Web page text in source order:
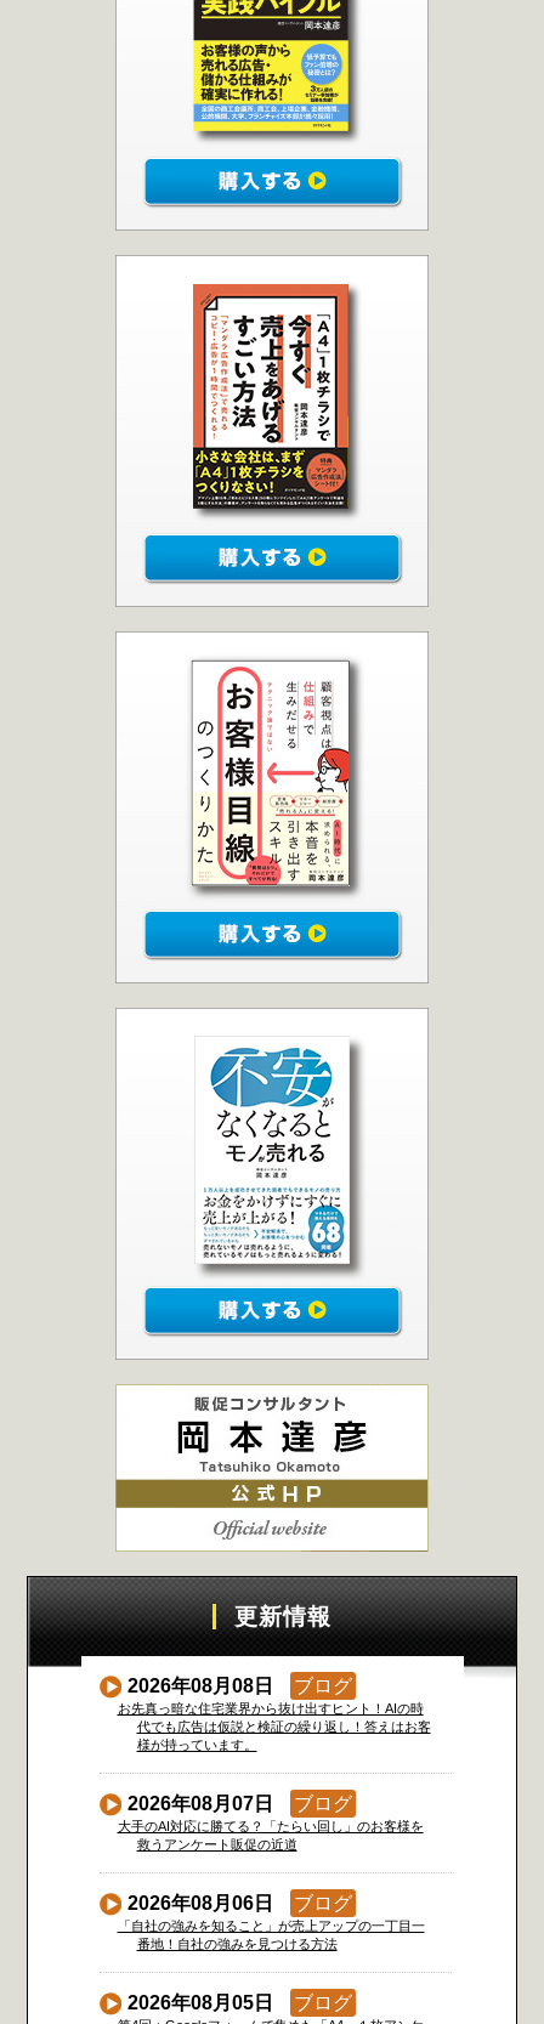
更新情報
2026年08月08日 ブログ
お先真っ暗な住宅業界から抜け出すヒント！AIの時
代でも広告は仮説と検証の繰り返し！答えはお客
様が持っています。
2026年08月07日 ブログ
大手のAI対応に勝てる？「たらい回し」のお客様を
救うアンケート販促の近道
2026年08月06日 ブログ
「自社の強みを知ること」が売上アップの一丁目一
番地！自社の強みを見つける方法
2026年08月05日 ブログ